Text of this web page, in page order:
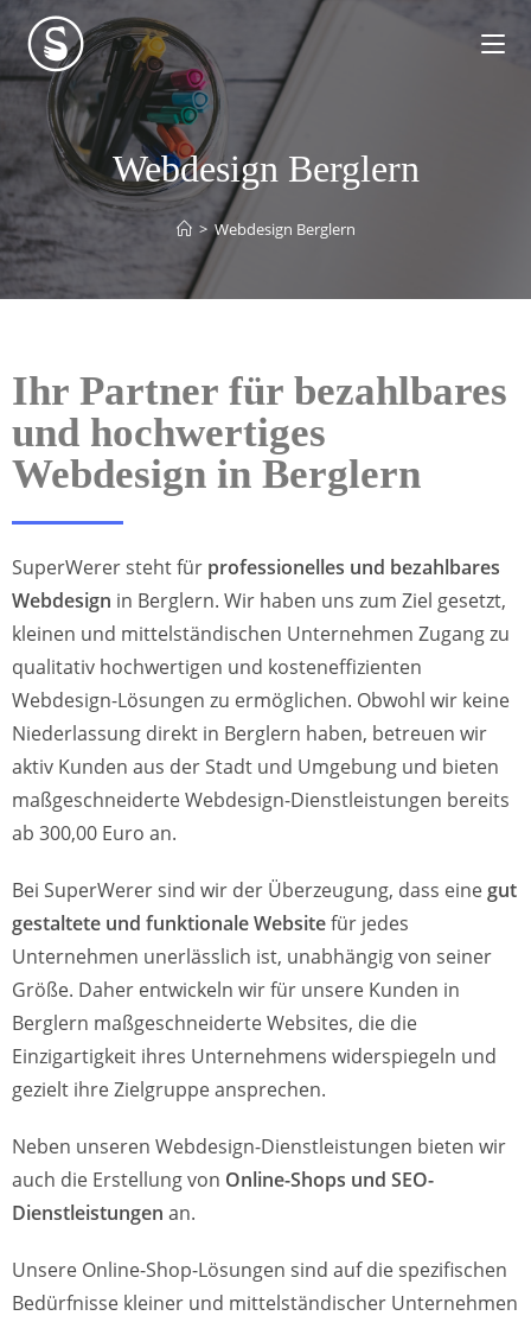
Webdesign Berglern
> Webdesign Berglern
Ihr Partner für bezahlbares
und hochwertiges
Webdesign in Berglern
SuperWerer steht für professionelles und bezahlbares
Webdesign in Berglern. Wir haben uns zum Ziel gesetzt,
kleinen und mittelständischen Unternehmen Zugang zu
qualitativ hochwertigen und kosteneffizienten
Webdesign-Lösungen zu ermöglichen. Obwohl wir keine
Niederlassung direkt in Berglern haben, betreuen wir
aktiv Kunden aus der Stadt und Umgebung und bieten
maßgeschneiderte Webdesign-Dienstleistungen bereits
ab 300,00 Euro an.
Bei SuperWerer sind wir der Überzeugung, dass eine gut
gestaltete und funktionale Websitefür jedes
Unternehmen unerlässlich ist, unabhängig von seiner
Größe. Daher entwickeln wir für unsere Kunden in
Berglern maßgeschneiderte Websites, die die
Einzigartigkeit ihres Unternehmens widerspiegeln und
gezielt ihre Zielgruppe ansprechen.
Neben unseren Webdesign-Dienstleistungen bieten wir
auch die Erstellung von Online-Shops und SEO-
Dienstleistungen an.
Unsere Online-Shop-Lösungen sind auf die spezifischen
Bedürfnisse kleiner und mittelständischer Unternehmen